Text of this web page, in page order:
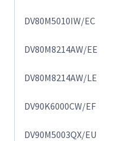
DV80M5010IW/EC
DV80M8214AW/EE
DV80M8214AW/LE
DV90K6000CW/EF
DV90M5003QX/EU